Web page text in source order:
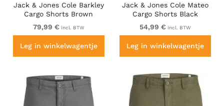
Jack & Jones Cole Barkley
Cargo Shorts Brown
79,99 € incl. BTW
Leg in winkelwagentje
Jack & Jones Cole Mateo
Cargo Shorts Black
54,99 € incl. BTW
Leg in winkelwagentje